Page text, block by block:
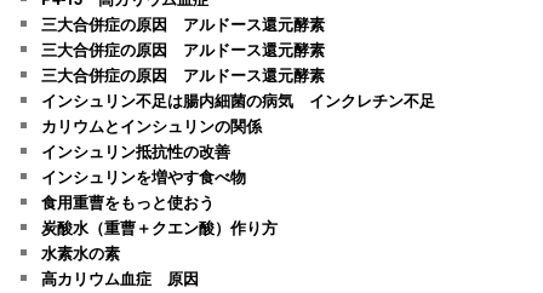
三大合併症の原因 アルドース還元酵素
三大合併症の原因 アルドース還元酵素
三大合併症の原因 アルドース還元酵素
インシュリン不足は腸内細菌の病気 インクレチン不足
カリウムとインシュリンの関係
インシュリン抵抗性の改善
インシュリンを増やす食べ物
食用重曹をもっと使おう
炭酸水（重曹＋クエン酸）作り方
水素水の素
高カリウム血症 原因